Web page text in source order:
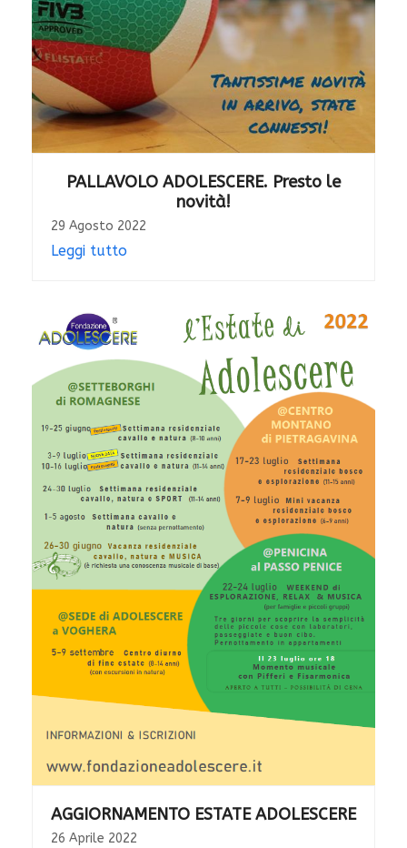
PALLAVOLO ADOLESCERE. Presto le
novità!
29 Agosto 2022
Leggi tutto
AGGIORNAMENTO ESTATE ADOLESCERE
26 Aprile 2022